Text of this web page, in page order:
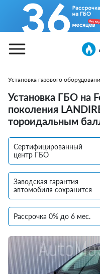
Установка газового
Установка ГБО на
поколения
тороидальным
Сертифицированный
центр ГБО
Заводская гарантия
автомобиля сохранится
Рассрочка 0% до 6 мес.